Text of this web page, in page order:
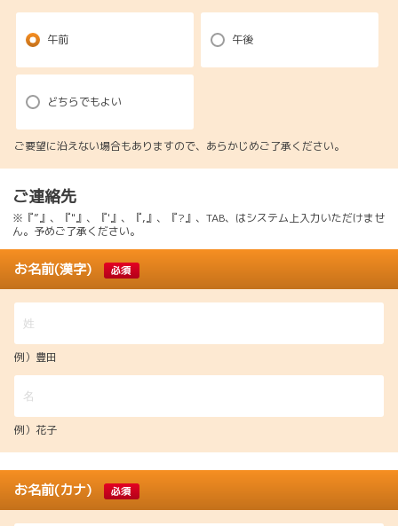
午前 午後
どちらでもよい
ご要望に沿えない場合もありますので、あらかじめご了承ください。
ご連絡先
※『”』、『"』、『'』、『,』、『?』、TAB、はシステム上入力いただけませ
ん。予めご了承ください。
お名前(漢字) 必須
例）豊田
例）花子
お名前(カナ) 必須